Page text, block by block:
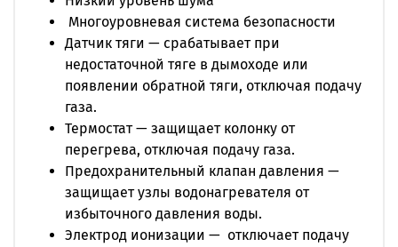
Многоуровневая система безопасности
Датчик тяги — срабатывает при
недостаточной тяге в дымоходе или
появлении обратной тяги, отключая подачу
газа.
Термостат — защищает колонку от
перегрева, отключая подачу газа.
Предохранительный клапан давления —
защищает узлы водонагревателя от
избыточного давления воды.
Электрод ионизации — отключает подачу